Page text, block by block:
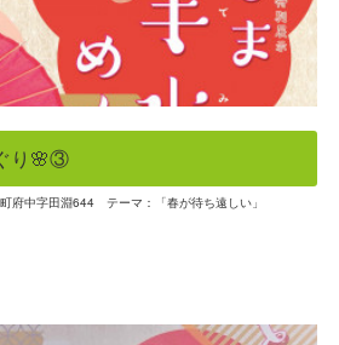
り🌸③
中字田淵644 テーマ：「春が待ち遠しい」